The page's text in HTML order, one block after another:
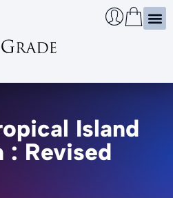
Island
: Revised